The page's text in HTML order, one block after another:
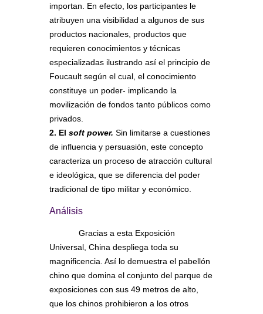
importan. En efecto, los participantes le
atribuyen una visibilidad a algunos de sus
productos nacionales, productos que
requieren conocimientos y técnicas
especializadas ilustrando así el principio de
Foucault según el cual, el conocimiento
constituye un poder- implicando la
movilización de fondos tanto públicos como
privados.
2. El soft power. Sin limitarse a cuestiones
de influencia y persuasión, este concepto
caracteriza un proceso de atracción cultural
e ideológica, que se diferencia del poder
tradicional de tipo militar y económico.
Análisis
Gracias a esta Exposición
Universal, China despliega toda su
magnificencia. Así lo demuestra el pabellón
chino que domina el conjunto del parque de
exposiciones con sus 49 metros de alto,
que los chinos prohibieron a los otros